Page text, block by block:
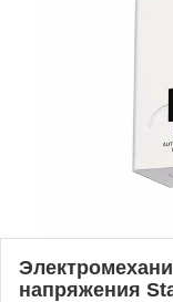
напряжения